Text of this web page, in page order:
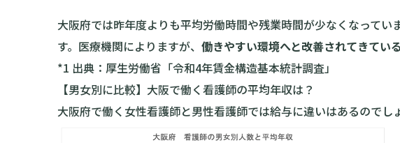
大阪府では昨年度よりも平均労働時間や残業時間が少なくなってい
す。医療機関によりますが、 働きやすい環境へと改善されてきている
*1 出典：厚生労働省「令和4年賃金構造基本統計調査」
【男女別に比較】大阪で働く看護師の平均年収は？
大阪府で働く女性看護師と男性看護師では給与に違いはあるのでし